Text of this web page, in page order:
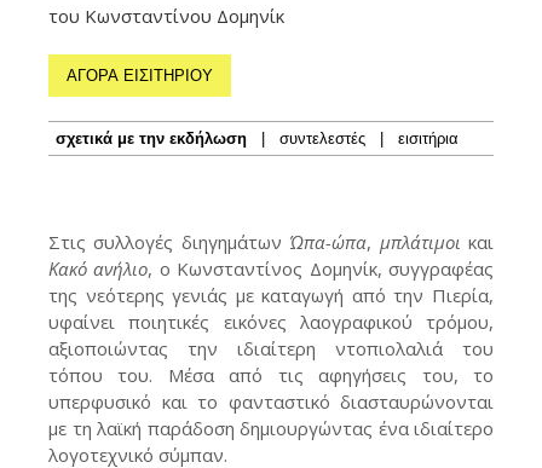
του Κωνσταντίνου Δομηνίκ
ΑΓΟΡΑ ΕΙΣΙΤΗΡΙΟΥ
σχετικά με την εκδήλωση | συντελεστές | εισιτήρια
Στις συλλογές διηγημάτων Ώπα-ώπα, μπλάτιμοι και
Κακό ανήλιο, ο Κωνσταντίνος Δομηνίκ, συγγραφέας
της νεότερης γενιάς με καταγωγή από την Πιερία,
υφαίνει ποιητικές εικόνες λαογραφικού τρόμου,
αξιοποιώντας την ιδιαίτερη ντοπιολαλιά του
τόπου του. Μέσα από τις αφηγήσεις του, το
υπερφυσικό και το φανταστικό διασταυρώνονται
με τη λαϊκή παράδοση δημιουργώντας ένα ιδιαίτερο
λογοτεχνικό σύμπαν.